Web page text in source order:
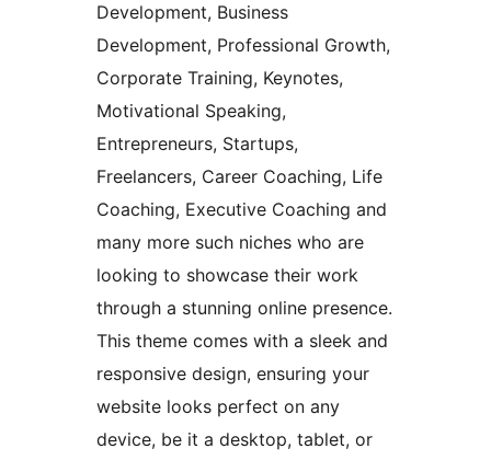
Development, Business
Development, Professional Growth,
Corporate Training, Keynotes,
Motivational Speaking,
Entrepreneurs, Startups,
Freelancers, Career Coaching, Life
Coaching, Executive Coaching and
many more such niches who are
looking to showcase their work
through a stunning online presence.
This theme comes with a sleek and
responsive design, ensuring your
website looks perfect on any
device, be it a desktop, tablet, or